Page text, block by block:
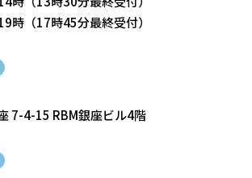
時 （17時45分最終受付）
7-4-15 RBM銀座ビル4階